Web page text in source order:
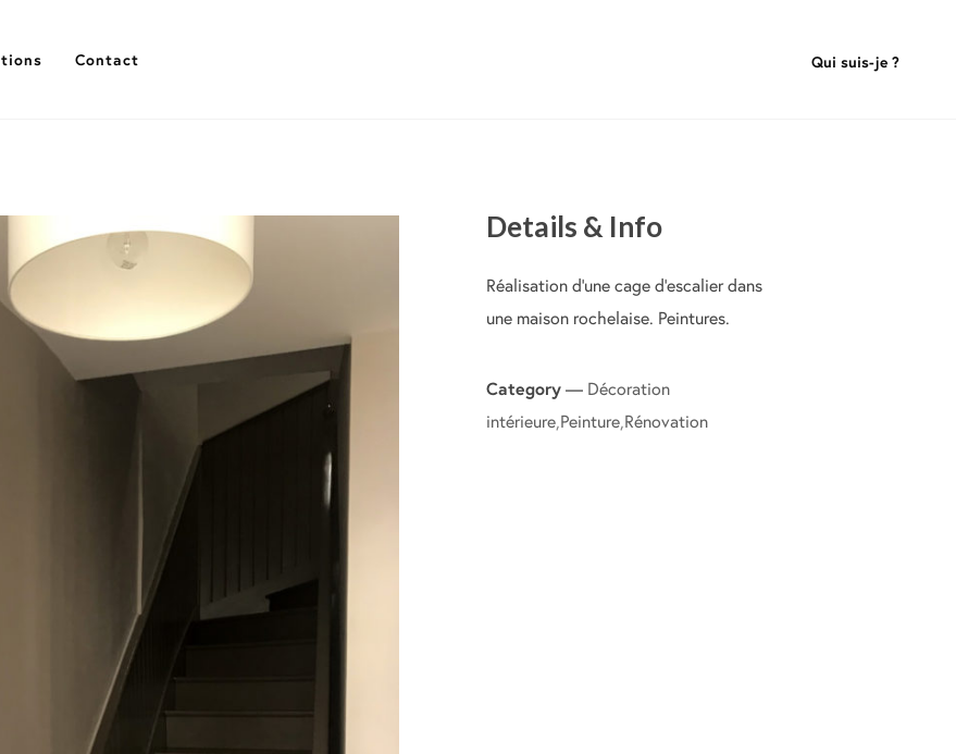
Contact
Details & Info
Réalisation d’une cage d’escalier dans
une maison rochelaise. Peintures.
Category— Décoration
intérieure Peinture Rénovation